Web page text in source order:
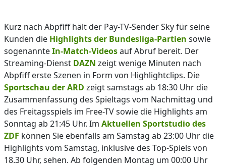
Kurz nach Abpfiff hält der Pay-TV-Sender Sky für seine
Kunden die Highlights der Bundesliga-Partien sowie
sogenannteIn-Match-Videosauf Abruf bereit. Der
Streaming-Dienst DAZN zeigt wenige Minuten nach
Abpfiff erste Szenen in Form von Highlightclips. Die
Sportschau der ARD zeigt samstags ab 18:30 Uhr die
Zusammenfassung des Spieltags vom Nachmittag und
des Freitagsspiels im Free-TV sowie die Highlights am
Sonntag ab 21:45 Uhr. Im Aktuellen Sportstudio des
ZDF können Sie ebenfalls am Samstag ab 23:00 Uhr die
Highlights vom Samstag, inklusive des Top-Spiels von
18.30 Uhr, sehen. Ab folgenden Montag um 00:00 Uhr